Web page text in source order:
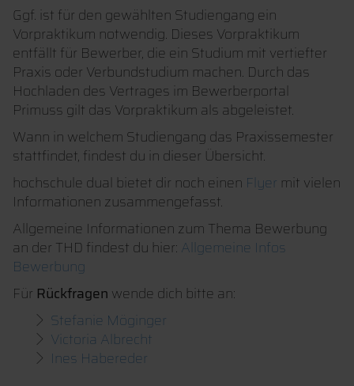
Ggf. ist für den gewählten Studiengang ein
Vorpraktikum notwendig. Dieses Vorpraktikum
entfällt für Bewerber, die ein Studium mit vertiefter
Praxis oder Verbundstudium machen. Durch das
Hochladen des Vertrages im Bewerberportal
Primuss gilt das Vorpraktikum als abgeleistet.
Wann in welchem Studiengang das Praxissemester
stattfindet, findest du in dieser Übersicht.
hochschule dual bietet dir noch einen Flyer mit vielen
Informationen zusammengefasst.
Allgemeine Informationen zum Thema Bewerbung
an der THD findest du hier: Allgemeine Infos
Bewerbung
Für Rückfragen wende dich bitte an:
Stefanie Möginger
Victoria Albrecht
Ines Habereder